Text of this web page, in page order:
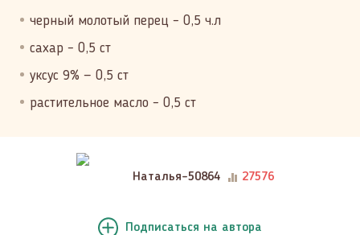
черный молотый перец – 0,5 ч.л
сахар – 0,5 ст
уксус 9% — 0,5 ст
растительное масло – 0,5 ст
Наталья-50864 27576
Подписаться на автора